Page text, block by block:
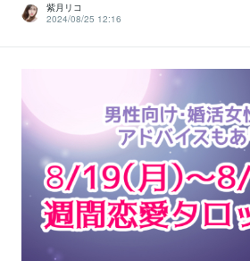
紫月リコ
2024/08/25 12:16